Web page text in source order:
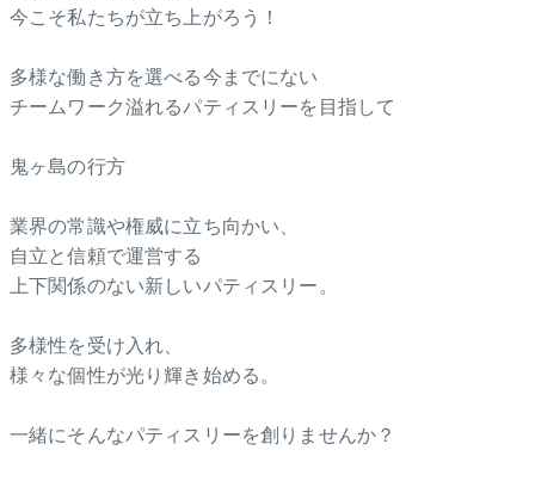
今こそ私たちが立ち上がろう！
多様な働き方を選べる今までにない
チームワーク溢れるパティスリーを目指して
鬼ヶ島の行方
業界の常識や権威に立ち向かい、
自立と信頼で運営する
上下関係のない新しいパティスリー。
多様性を受け入れ、
様々な個性が光り輝き始める。
一緒にそんなパティスリーを創りませんか？